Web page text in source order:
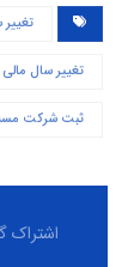
تغییر سال
ثبت شرکت